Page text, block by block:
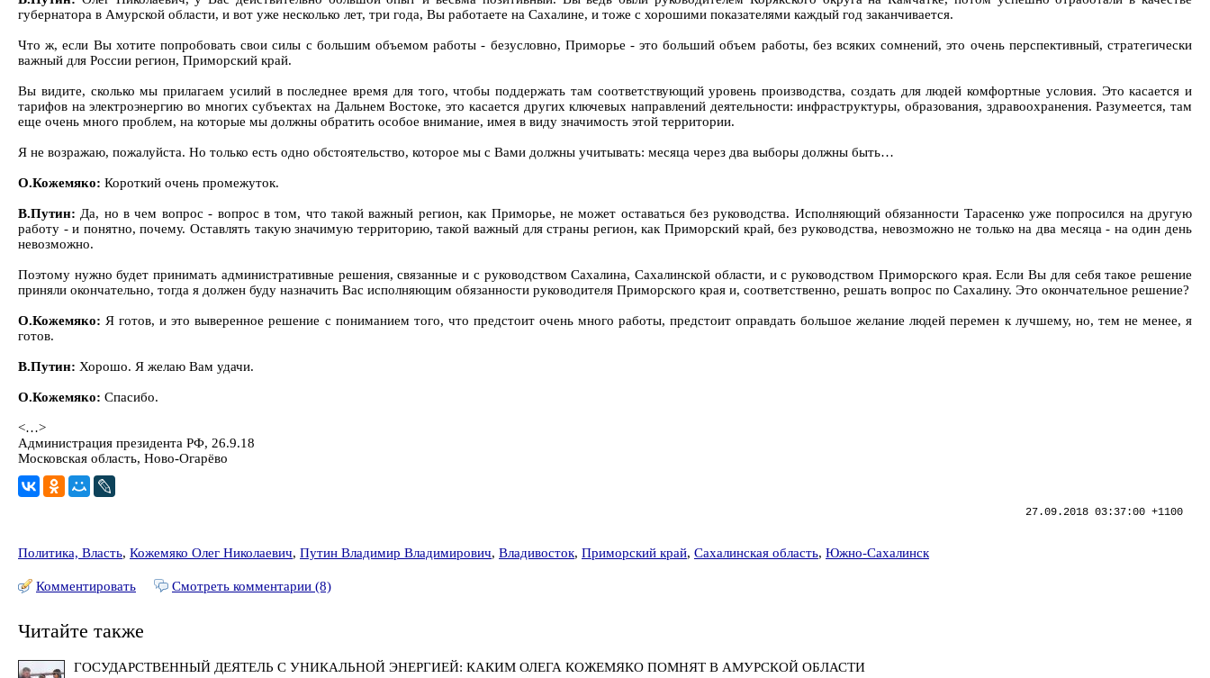
губернатора в Амурской области, и вот уже несколько лет, три года, Вы работаете на Сахалине, и тоже с хорошими показателями каждый год заканчивается.
Что ж, если Вы хотите попробовать свои силы с большим объемом работы - безусловно, Приморье - это больший объем работы, без всяких сомнений, это очень перспективный, стратегически
важный для России регион, Приморский край.
Вы видите, сколько мы прилагаем усилий в последнее время для того, чтобы поддержать там соответствующий уровень производства, создать для людей комфортные условия. Это касается и
тарифов на электроэнергию во многих субъектах на Дальнем Востоке, это касается других ключевых направлений деятельности: инфраструктуры, образования, здравоохранения. Разумеется, там
еще очень много проблем, на которые мы должны обратить особое внимание, имея в виду значимость этой территории.
Я не возражаю, пожалуйста. Но только есть одно обстоятельство, которое мы с Вами должны учитывать: месяца через два выборы должны быть…
О.Кожемяко: Короткий очень промежуток.
В.Путин: Да, но в чем вопрос - вопрос в том, что такой важный регион, как Приморье, не может оставаться без руководства. Исполняющий обязанности Тарасенко уже попросился на другую
работу - и понятно, почему. Оставлять такую значимую территорию, такой важный для страны регион, как Приморский край, без руководства, невозможно не только на два месяца - на один день
невозможно.
Поэтому нужно будет принимать административные решения, связанные и с руководством Сахалина, Сахалинской области, и с руководством Приморского края. Если Вы для себя такое решение
приняли окончательно, тогда я должен буду назначить Вас исполняющим обязанности руководителя Приморского края и, соответственно, решать вопрос по Сахалину. Это окончательное решение?
О.Кожемяко: Я готов, и это выверенное решение с пониманием того, что предстоит очень много работы, предстоит оправдать большое желание людей перемен к лучшему, но, тем не менее, я
готов.
В.Путин: Хорошо. Я желаю Вам удачи.
О.Кожемяко: Спасибо.
<…>
Администрация президента РФ, 26.9.18
Московская область, Ново-Огарёво
27.09.2018 03:37:00 +1100
Политика, Власть, Кожемяко Олег Николаевич, Путин Владимир Владимирович, Владивосток, Приморский край, Сахалинская область, Южно-Сахалинск
Комментировать Смотреть комментарии (8)
Читайте также
ГОСУДАРСТВЕННЫЙ ДЕЯТЕЛЬ С УНИКАЛЬНОЙ ЭНЕРГИЕЙ: КАКИМ ОЛЕГА КОЖЕМЯКО ПОМНЯТ В АМУРСКОЙ ОБЛАСТИ